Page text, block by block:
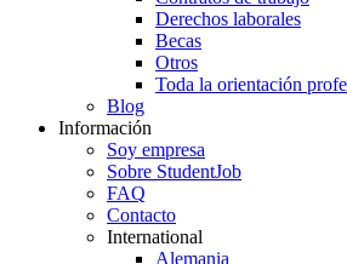
Derechos laborales
Becas
Otros
Toda la orientación
Blog
Información
Soy empresa
Sobre StudentJob
FAQ
Contacto
International
Alemania